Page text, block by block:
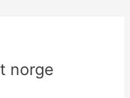
norge